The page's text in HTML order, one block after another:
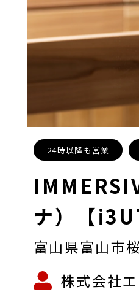
24時以降も営業
ナ）【
富山県富山市
株式会社